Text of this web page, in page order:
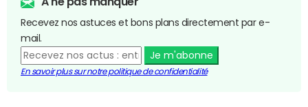
Recevez nos astuces et bons plans directement par e-
mail.
Je m'abonne
En savoir plus sur notre politique de confidentialité